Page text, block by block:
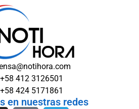
+58 412 3126501
+58 424 5171861
en nuestras redes